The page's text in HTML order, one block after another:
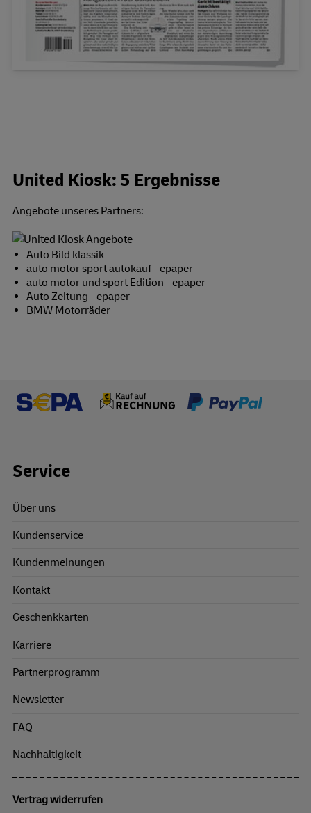
United Kiosk: 5 Ergebnisse
Angebote unseres Partners:
Auto Bild klassik
auto motor sport autokauf - epaper
auto motor und sport Edition - epaper
Auto Zeitung - epaper
BMW Motorräder
Footer Links
Service
Über uns
Kundenservice
Kundenmeinungen
Kontakt
Geschenkkarten
Karriere
Partnerprogramm
Newsletter
FAQ
Nachhaltigkeit
Vertrag widerrufen